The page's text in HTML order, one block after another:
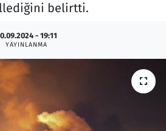
belirtti.
- 19:11
YAYINLANMA